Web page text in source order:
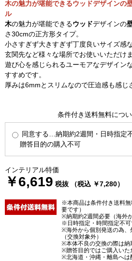
木の魅力が堪能できるウッドデザインの
ル
木の魅力が堪能できるウッドデザインの
さ30cmの正方形タイプ。
小さすぎず大きすぎず丁度良いサイズ感
玄関先など様々な場所でお使いいただけま
遊び心を感じられるユーモアなデザイン
すすめです。
厚みは6mmとスリムなので圧迫感も感じ
条件付き送料無料につ
同意する…納期約2週間・日時指定
贈答目的の購入不可
インテリアル特価
￥6,619 税抜 （税込 ￥7,280）
※本商品は条件付き送料
要です）
※納期約2週間必要（海外
※日時指定・時間指定不可
※海外から個別発送の為、
（交換対象外）
※本体不良の交換の際は納
※贈答目的ではご購入いた
※北海道・沖縄・離島へは